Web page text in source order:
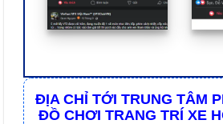
ĐỊA CHỈ TỚI TRUNG TÂM
ĐỒ CHƠI TRANG TRÍ XE